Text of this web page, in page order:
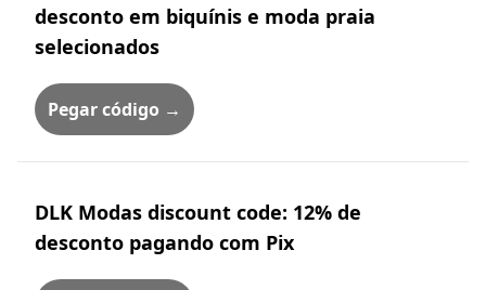
desconto em biquínis e moda praia
selecionados
Pegar código →
DLK Modas discount code: 12% de
desconto pagando com Pix